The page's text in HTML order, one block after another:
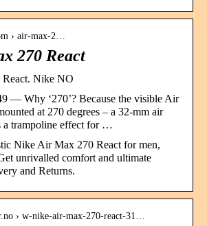
› air-max-2…
270 React
Nike NO
— Why ‘270’? Because the visible Air
at 270 degrees – a 32-mm air
a trampoline effect for …
Nike Air Max 270 React for men,
unrivalled comfort and ultimate
and Returns.
› w-nike-air-max-270-react-31…